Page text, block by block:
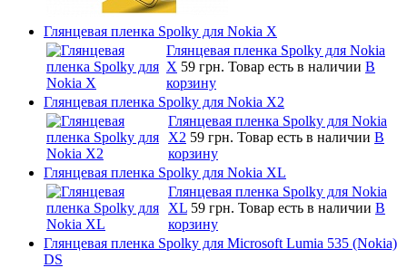
Глянцевая пленка Spolky для Nokia X
Глянцевая пленка Spolky для Nokia
X 59 грн. Товар есть в наличии В
корзину
Глянцевая пленка Spolky для Nokia X2
Глянцевая пленка Spolky для Nokia
X2 59 грн. Товар есть в наличии В
корзину
Глянцевая пленка Spolky для Nokia XL
Глянцевая пленка Spolky для Nokia
XL 59 грн. Товар есть в наличии В
корзину
Глянцевая пленка Spolky для Microsoft Lumia 535 (Nokia)
DS